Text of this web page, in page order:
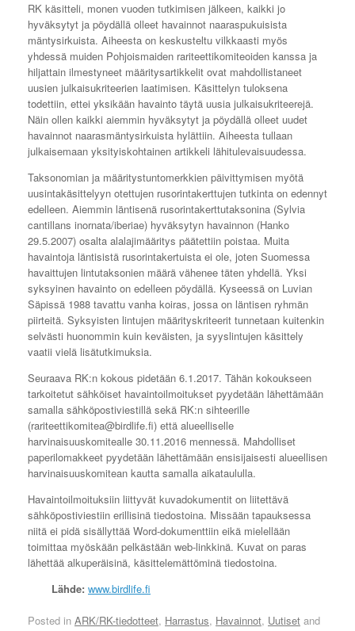
RK käsitteli, monen vuoden tutkimisen jälkeen, kaikki jo
hyväksytyt ja pöydällä olleet havainnot naaraspukuisista
mäntysirkuista. Aiheesta on keskusteltu vilkkaasti myös
yhdessä muiden Pohjoismaiden rariteettikomiteoiden kanssa ja
hiljattain ilmestyneet määritysartikkelit ovat mahdollistaneet
uusien julkaisukriteerien laatimisen. Käsittelyn tuloksena
todettiin, ettei yksikään havainto täytä uusia julkaisukriteerejä.
Näin ollen kaikki aiemmin hyväksytyt ja pöydällä olleet uudet
havainnot naarasmäntysirkuista hylättiin. Aiheesta tullaan
julkaisemaan yksityiskohtainen artikkeli lähitulevaisuudessa.
Taksonomian ja määritystuntomerkkien päivittymisen myötä
uusintakäsittelyyn otettujen rusorintakerttujen tutkinta on edennyt
edelleen. Aiemmin läntisenä rusorintakerttutaksonina (Sylvia
cantillans inornata/iberiae) hyväksytyn havainnon (Hanko
29.5.2007) osalta alalajimääritys päätettiin poistaa. Muita
havaintoja läntisistä rusorintakertuista ei ole, joten Suomessa
havaittujen lintutaksonien määrä vähenee täten yhdellä. Yksi
syksyinen havainto on edelleen pöydällä. Kyseessä on Luvian
Säpissä 1988 tavattu vanha koiras, jossa on läntisen ryhmän
piirteitä. Syksyisten lintujen määrityskriteerit tunnetaan kuitenkin
selvästi huonommin kuin keväisten, ja syyslintujen käsittely
vaatii vielä lisätutkimuksia.
Seuraava RK:n kokous pidetään 6.1.2017. Tähän kokoukseen
tarkoitetut sähköiset havaintoilmoitukset pyydetään lähettämään
samalla sähköpostiviestillä sekä RK:n sihteerille
(rariteettikomitea@birdlife.fi) että alueelliselle
harvinaisuuskomitealle 30.11.2016 mennessä. Mahdolliset
paperilomakkeet pyydetään lähettämään ensisijaisesti alueellisen
harvinaisuuskomitean kautta samalla aikataululla.
Havaintoilmoituksiin liittyvät kuvadokumentit on liitettävä
sähköpostiviestiin erillisinä tiedostoina. Missään tapauksessa
niitä ei pidä sisällyttää Word-dokumenttiin eikä mielellään
toimittaa myöskään pelkästään web-linkkinä. Kuvat on paras
lähettää alkuperäisinä, käsittelemättöminä tiedostoina.
Lähde: www.birdlife.fi
Posted in ARK/RK-tiedotteet, Harrastus, Havainnot, Uutiset and